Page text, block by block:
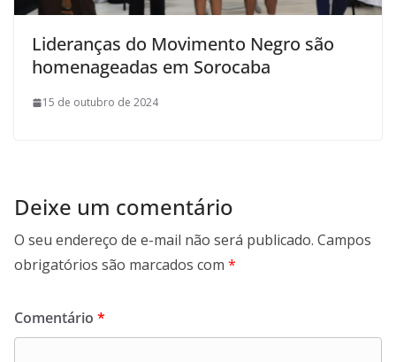
Lideranças do Movimento Negro são
homenageadas em Sorocaba
15 de outubro de 2024
Deixe um comentário
O seu endereço de e-mail não será publicado. Campos
obrigatórios são marcados com *
Comentário *